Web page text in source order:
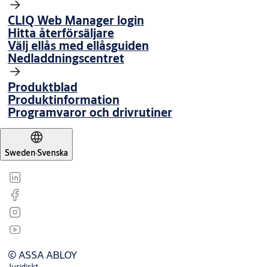
CLIQ Web Manager login
Hitta återförsäljare
Välj ellås med ellåsguiden
Nedladdningscentret
Produktblad
Produktinformation
Programvaror och drivrutiner
Sweden·Svenska
© ASSA ABLOY